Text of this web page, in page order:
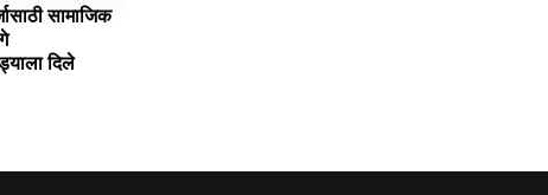
सामाजिक
दिले